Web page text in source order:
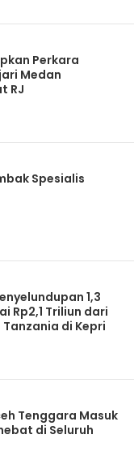
Perkara
Medan
RJ
Spesialis
1,3
Rp2,1 Triliun dari
di Kepri
Tenggara Masuk
di Seluruh